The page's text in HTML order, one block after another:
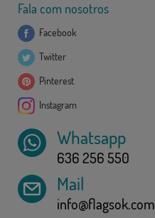
Fala com nosotros
Facebook
Twitter
Pinterest
Instagram
Whatsapp
636 256 550
Mail
info@flagsok.com